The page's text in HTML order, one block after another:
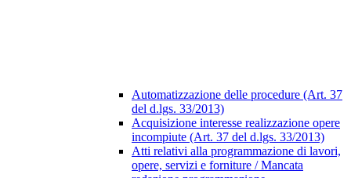
Automatizzazione delle procedure (Art. 37
del d.lgs. 33/2013)
Acquisizione interesse realizzazione opere
incompiute (Art. 37 del d.lgs. 33/2013)
Atti relativi alla programmazione di lavori,
opere, servizi e forniture / Mancata